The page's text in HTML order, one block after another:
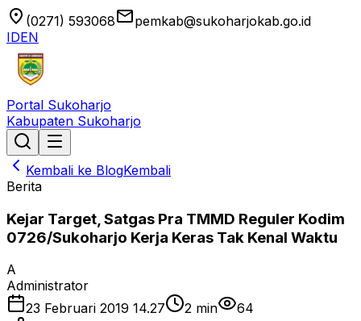
location_on (0271) 593068emailpemkab@sukoharjokab.go.id
IDEN
Portal Sukoharjo
Kabupaten Sukoharjo
Kembali ke BlogKembali
Berita
Kejar Target, Satgas Pra TMMD Reguler Kodim
0726/Sukoharjo Kerja Keras Tak Kenal Waktu
A
Administrator
23 Februari 2019 14.27
2 min
64